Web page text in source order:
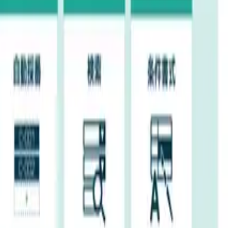
う可能性もあるので不安ですよね。